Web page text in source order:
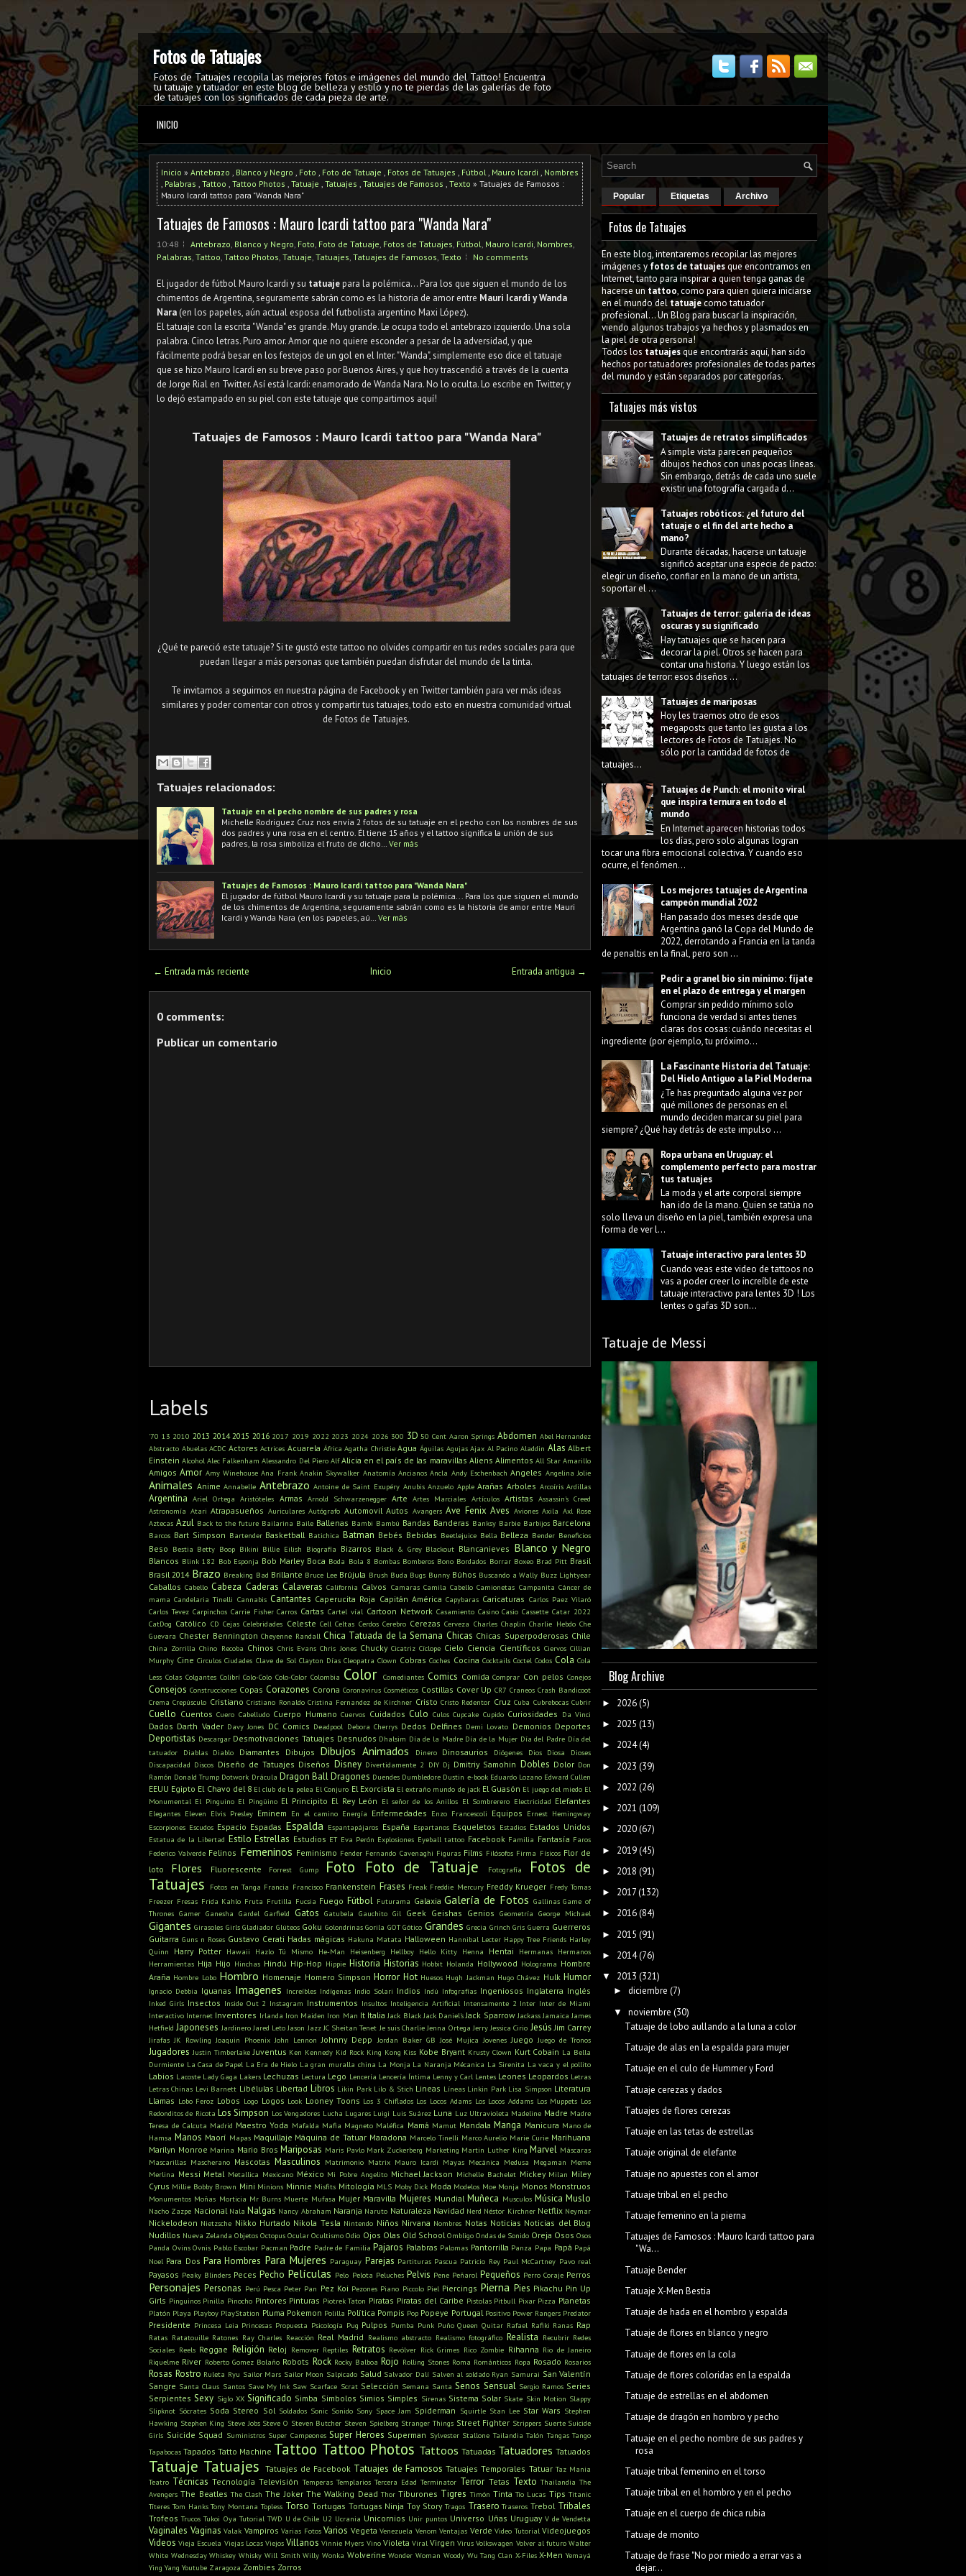
Fotos de Tatuajes
Fotos de Tatuajes recopila las mejores fotos e imágenes del mundo del Tattoo! Encuentra
tu tatuaje y tatuador en este blog de belleza y estilo y no te pierdas de las galerías de foto
de tatuajes con los significados de cada pieza de arte.
INICIO
Inicio » Antebrazo , Blanco y Negro , Foto , Foto de Tatuaje , Fotos de Tatuajes , Fútbol, Mauro Icardi , Nombres
, Palabras , Tattoo , Tattoo Photos , Tatuaje , Tatuajes , Tatuajes de Famosos , Texto » Tatuajes de Famosos :
Mauro Icardi tattoo para "Wanda Nara"
Tatuajes de Famosos : Mauro Icardi tattoo para "Wanda Nara"
10:48 Antebrazo, Blanco y Negro, Foto, Foto de Tatuaje, Fotos de Tatuajes, Fútbol, Mauro Icardi, Nombres,
Palabras, Tattoo, Tattoo Photos, Tatuaje, Tatuajes, Tatuajes de Famosos, Texto No comments
El jugador de fútbol Mauro Icardi y su tatuajepara la polémica... Para los que siguen el mundo de los
chimentos de Argentina, seguramente sabrán como es la historia de amor entre Mauri Icardi y Wanda
Nara (en los papeles, aún actual esposa del futbolista argentino Maxi López).
El tatuaje con la escrita "Wanda" es grande. Muy grande. Le ocupa todo el antebrazo izquierdo. Una sola
palabra. Cinco letras. Puro amor. Amor que no quiere esconder a pesar de la adversidad, y que
fácilmente podrá besar en los festejos de un gol en el Inter. "Wanda", simplemente eso dice el tatuaje
que se hizo Mauro Icardi en su breve paso por Buenos Aires, y que hoy trascendió a través de la cuenta
de Jorge Rial en Twitter. Así está Icardi: enamorado de Wanda Nara. No lo oculta. Lo escribe en Twitter, y
lo dejó estampado en su piel con este tatuaje que compartimos aquí!
Tatuajes de Famosos : Mauro Icardi tattoo para "Wanda Nara"
¿Qué te pareció este tatuaje? Si te gustó este tattoo no olvides compartir en tus redes sociales para que
puedan llegar a más personas que también puedan disfrutar del mundo de la tinta.
Te invitamos a seguirnos en nuestra página de Facebook y en Twitter también para ver más ideas
similares y poder comentar con otros y compartir tus tatuajes, todo esto en nuestra comunidad virtual
de Fotos de Tatuajes.
Tatuajes relacionados:
Tatuaje en el pecho nombre de sus padres y rosa
Michelle Rodriguez Cruz nos envía 2 fotos de su tatuaje en el pecho con los nombres de sus
dos padres y una rosa en el centro. Él tiene 15 años y el tattoo significa la unión de sus
padres, la rosa simboliza el fruto de dicho…
Ver más
Tatuajes de Famosos : Mauro Icardi tattoo para "Wanda Nara"
El jugador de fútbol Mauro Icardi y su tatuaje para la polémica... Para los que siguen el mundo
de los chimentos de Argentina, seguramente sabrán como es la historia de amor entre Mauri
Icardi y Wanda Nara (en los papeles, aú…
Ver más
← Entrada más reciente Entrada antigua →
Inicio
0 comments:
Publicar un comentario
Labels
'70 13 2010 2013 2014 2015 2016 2017 2019 2022 2023 2024 2026 300 3D 50 Cent Aaron Springs Abdomen Abel Hernandez
Abstracto Abuelas ACDC Actores Actrices Acuarela África Agatha Christie Agua Águilas Agujas Ajax Al Pacino Aladdin Alas Albert
Einstein Alcohol Alec Falkenham Alessandro Del Piero Alf Alicia en el país de las maravillas Aliens Alimentos All Star Amarillo
Amigos Amor Amy Winehouse Ana Frank Anakin Skywalker Anatomía Ancianos Ancla Andy Eschenbach Angeles Angelina Jolie
Animales Anime Annabelle Antebrazo Antoine de Saint Exupéry Anubis Anzuelo Apple Arañas Arboles Arcoíris Ardillas
Argentina Ariel Ortega Aristóteles Armas Arnold Schwarzenegger Arte Artes Marciales Artículos Artistas Assassin's Creed
Astronomía Atari Atrapasueños Auriculares Autógrafo Automovil Autos Avangers Ave Fenix Aves Aviones Axila Axl Rose
Aztecas Azul Back to the future Bailarina Baile Ballenas Bambi Bambú Bandas Banderas Banksy Barbie Barbijos Barcelona
Barcos Bart Simpson Bartender Basketball Batichica Batman Bebés Bebidas Beetlejuice Bella Belleza Bender Beneficios
Beso Bestia Betty Boop Bikini Billie Eilish Biografía Bizarros Black & Grey Blackout Blancanieves Blanco y Negro
Blancos Blink 182 Bob Esponja Bob Marley Boca Boda Bola 8 Bombas Bomberos Bono Bordados Borrar Boxeo Brad Pitt Brasil
Brasil 2014 Brazo Breaking Bad Brillante Bruce Lee Brújula Brush Buda Bugs Bunny Búhos Buscando a Wally Buzz Lightyear
Caballos Cabello Cabeza Caderas Calaveras California Calvos Camaras Camila Cabello Camionetas Campanita Cáncer de
mama Candelaria Tinelli Cannabis Cantantes Caperucita Roja Capitán América Capybaras Caricaturas Carlos Paez Vilaró
Carlos Tevez Carpinchos Carrie Fisher Carros Cartas Cartel víal Cartoon Network Casamiento Casino Casio Cassette Catar 2022
CatDog Católico CD Cejas Celebridades Celeste Cell Celtas Cerdos Cerebro Cerezas Cerveza Charles Chaplin Charlie Hebdo Che
Guevara Chester Bennington Cheyenne Randall Chica Tatuada de la Semana Chicas Chicas Superpoderosas Chile
China Zorrilla Chino Recoba Chinos Chris Evans Chris Jones Chucky Cicatriz Cíclope Cielo Ciencia Científicos Ciervos Cillian
Murphy Cine Circulos Ciudades Clave de Sol Clayton Días Cleopatra Clown Cobras Coches Cocina Cocktails Coctel Codos Cola Cola
Less Colas Colgantes Colibrí Colo-Colo Colo-Color Colombia Color Comediantes Comics Comida Comprar Con pelos Conejos
Consejos Construcciones Copas Corazones Corona Coronavirus Cosméticos Costillas Cover Up CR7 Craneos Crash Bandicoot
Crema Crepúsculo Cristiano Cristiano Ronaldo Cristina Fernandez de Kirchner Cristo Cristo Redentor Cruz Cuba Cubrebocas Cubrir
Cuello Cuentos Cuero Cabelludo Cuerpo Humano Cuervos Cuidados Culo Culos Cupcake Cupido Curiosidades Da Vinci
Dados Darth Vader Davy Jones DC Comics Deadpool Debora Cherrys Dedos Delfines Demi Lovato Demonios Deportes
Deportistas Descargar Desmotivaciones Tatuajes Desnudos Dhalsim Día de la Madre Día de la Mujer Día del Padre Día del
tatuador
Diablas Diablo Diamantes Dibujos Dibujos Animados Dinero Dinosaurios Diógenes Dios Diosa
Dioses
Discapacidad Discos Diseño de Tatuajes Diseños Disney Divertidamente 2 DIY Dj Dmitriy Samohin Dobles Dolor Don
Ramón Donald Trump Dotwork Drácula Dragon BallDragones Duendes Dumbledore Dustin e-book Eduardo Lozano Edward Cullen
EEUU Egipto El Chavo del 8 El club de la pelea El Conjuro El Exorcista El extraño mundo de jack El Guasón El juego del miedo El
Monumental El Pinguino El Pingüino El Principito El Rey León El señor de los Anillos El Sombrerero Electricidad Elefantes
Elegantes Eleven Elvis Presley Eminem En el camino Energía Enfermedades Enzo Francescoli Equipos Ernest Hemingway
Escorpiones Escudos Espacio Espadas Espalda Espantapájaros España Espartanos Esqueletos Estadios Estados Unidos
Estatua de la Libertad Estilo Estrellas Estudios ET Eva Perón Explosiones Eyeball tattoo Facebook Familia Fantasía Faros
Federico Valverde Felinos Femeninos Feminismo Fender Fernando Cavenaghi Figuras Films Filósofos Firma Físicos Flor de
loto
Flores Fluorescente Forrest Gump Foto Foto de Tatuaje Fotografía
Fotos de
Tatuajes
Fotos en Tanga Francia Francisco Frankenstein Frases Freak Freddie Mercury Freddy Krueger Fredy Tomas
Freezer Fresas Frida Kahlo Fruta Frutilla Fucsia Fuego Fútbol Futurama Galaxia Galería de Fotos Gallinas Game of
Thrones Gamer Ganesha Gardel Garfield Gatos Gatubela Gauchito Gil Geek Geishas Genios Geometría George Michael
Gigantes Girasoles Girls Gladiador Glúteos Goku Golondrinas Gorila GOT Gótico Grandes Grecia Grinch Gris Guerra Guerreros
Guitarra Guns n Roses Gustavo Cerati Hadas mágicas Hakuna Matata Halloween Hannibal Lecter Happy Tree Friends Harley
Quinn
Harry Potter Hawaii Hazlo Tú Mismo He-Man Heisenberg Hellboy Hello Kitty Henna Hentai Hermanas Hermanos
Herramientas Hija Hijo Hinchas Hindú Hip-Hop Hippie Historia Historias Hobbit Holanda Hollywood Holograma Hombre
Araña Hombre Lobo Hombro Homenaje Homero Simpson Horror Hot Huesos Hugh Jackman Hugo Chávez Hulk Humor
Ignacio Debbia Iguanas Imagenes Increíbles Indígenas Indio Solari Indios Indú Infografías Ingeniosos Inglaterra Inglés
Inked Girls Insectos Inside Out 2 Instagram Instrumentos Insultos Inteligencia Artificial Intensamente 2 Inter Inter de Miami
Interactivo Internet Inventores Irlanda Iron Maiden Iron Man It Italia Jack Black Jack Daniel's Jack Sparrow Jackass Jamaica James
Hetfield Japoneses Jardinero Jared Leto Jason Jazz JC Sheitan Tenet Je suis Charlie Jenna Ortega Jerry Jessica Cirio Jesús Jim Carrey
Jirafas JK Rowling Joaquin Phoenix John Lennon Johnny Depp Jordan Baker GB José Mujica Jovenes Juego Juego de Tronos
Jugadores Justin Timberlake Juventus Ken Kennedy Kid Rock King Kong Kiss Kobe Bryant Krusty Clown Kurt Cobain La Bella
Durmiente La Casa de Papel La Era de Hielo La gran muralla china La Monja La Naranja Mécanica La Sirenita La vaca y el pollito
Labios Lacoste Lady Gaga Lakers Lechuzas Lectura Lego Lencería Lencería Íntima Lenny y Carl Lentes Leones Leopardos Letras
Letras Chinas Levi Barnett Libélulas Libertad Libros Likin Park Lilo & Stich Lineas Líneas Linkin Park Lisa Simpson Literatura
Llamas Lobo Feroz Lobos Logo Logos Look Looney Toons Los 3 Chiflados Los Locos Adams Los Locos Addams Los Muppets Los
Redonditos de Ricota Los Simpson Los Vengadores Lucha Lugares Luigi Luis Suárez Luna Luz Ultravioleta Madeline Madre Madre
Teresa de Calcuta Madrid Maestro Yoda Mafalda Mafia Magneto Maléfica Mamá Mamut Mandala Manga Manicura Mano de
Hamsa Manos Maorí Mapas Maquillaje Máquina de Tatuar Maradona Marcelo Tinelli Marco Aurelio Marie Curie Marihuana
Marilyn Monroe Marina Mario Bros Mariposas Maris Pavlo Mark Zuckerberg Marketing Martin Luther King Marvel Máscaras
Mascarillas Mascherano Mascotas Masculinos Matrimonio Matrix Mauro Icardi Mayas Mecánica Medusa Megaman Meme
Merlina Messi Metal Metallica Mexicano México Mi Pobre Angelito Michael Jackson Michelle Bachelet Mickey Milan Miley
Cyrus Millie Bobby Brown Mini Minions Minnie Misfits Mitología MLS Moby Dick Moda Modelos Moe Monja Monos Monstruos
Monumentos Moñas Morticia Mr Burns Muerte Mufasa Mujer Maravilla Mujeres Mundial Muñeca Musculos Música Muslo
Nacho Zazpe Nacional Nala Nalgas Nancy Abraham Naranja Naruto Naturaleza Navidad Nerd Néstor Kirchner Netflix Neymar
Nickelodeon Nietzsche Nikko Hurtado Nikola Tesla Nintendo Niños Nirvana Nombres Notas Noticias Noticias del Blog
Nudillos Nueva Zelanda Objetos Octopus Ocular Ocultismo Odio Ojos Olas Old School Ombligo Ondas de Sonido Oreja Osos Osos
Panda Ovins Ovnis Pablo Escobar Pacman Padre Padre de Familia Pajaros Palabras Palomas Pantorrilla Panza Papa Papá Papá
Noel Para Dos Para Hombres Para Mujeres Paraguay Parejas Partituras Pascua Patricio Rey Paul McCartney Pavo real
Payasos Peaky Blinders Peces Pecho Películas Pelo Pelota Peluches Pelvis Pene Peñarol Pequeños Perro Coraje Perros
Personajes Personas Perú Pesca Peter Pan Pez Koi Pezones Piano Piccolo Piel Piercings Pierna Pies Pikachu Pin Up
Girls Pinguinos Pinilla Pinocho Pintores Pinturas Piotrek Taton Piratas Piratas del Caribe Pistolas Pitbull Pixar Pizza Planetas
Platón Playa Playboy PlayStation Pluma Pokemon Polilla Política Pompis Pop Popeye Portugal Positivo Power Rangers Predator
Presidente Princesa Leia Princesas Propuesta Psicología Pug Pulpos Pumba Punk Puño Queen Quitar Rafael Rafiki Ranas Rap
Ratas Ratatouille Ratones Ray Charles Reacción Real Madrid Realismo abstracto Realismo fotográfico Realista Recubrir Redes
Sociales Reels Reggae Religión Reloj Remover Reptiles Retratos Revólver Rick Grimes Rico Zombie Rihanna Rio de Janeiro
Riquelme River Roberto Gomez Bolaño Robots Rock Rocky Balboa Rojo Rolling Stones Roma Románticos Ropa Rosado Rosarios
Rosas Rostro Ruleta Ryu Sailor Mars Sailor Moon Salpicado Salud Salvador Dalí Salven al soldado Ryan Samurai San Valentín
Sangre Santa Claus Santos Save My Ink Saw Scarface Scrat Selección Semana Santa Senos Sensual Sergio Ramos Series
Serpientes Sexy Siglo XX Significado Simba Simbolos Simios Simples Sirenas Sistema Solar Skate Skin Motion Slappy
Slipknot Sócrates Soda Stereo Sol Soldados Sonic Sonido Sony Space Jam Spiderman Squirtle Stan Lee Star Wars Stephen
Hawking Stephen King Steve Jobs Steve O Steven Butcher Steven Spielberg Stranger Things Street Fighter Strippers Suerte Suicide
Girls Suicide Squad Suministros Super Campeones Super Heroes Superman Sylvester Stallone Tailandia Talón Tangas Tango
Tapabocas Tapados Tatto Machine Tattoo Tattoo Photos Tattoos Tatuadas Tatuadores Tatuados
Tatuaje Tatuajes Tatuajes de Facebook Tatuajes de Famosos Tatuajes Temporales Tatuar Taz Mania
Teatro Técnicas Tecnología Televisión Temperas Templarios Tercera Edad Terminator Terror Tetas Texto Thailandia The
Avengers The Beatles The Clash The Joker The Walking Dead Thor Tiburones Tigres Timón Tinta Tío Lucas Tips Titanic
Títeres Tom Hanks Tony Montana Topless Torso Tortugas Tortugas Ninja Toy Story Tragos Trasero Traseros Trebol Tribales
Trofeos Trucos Tukoi Oya Tutorial TWD U de Chile U2 Ucrania Unicornios Unir puntos Universo Uñas Uruguay V de Vendetta
Vaginales Vaginas Valak Vampiros Varias Fotos Varios Vegeta Venezuela Venom Ventajas Verde Video Tutorial Videojuegos
Videos Vieja Escuela Viejas Locas Viejos Villanos Vinnie Myers Vino Violeta Viral Virgen Virus Volkswagen Volver al futuro Walter
White Wednesday Whiskey Whisky Will Smith Willy Wonka Wolverine Wonder Woman Woody Wu Tang Clan X-Files X-Men Yemayá
Ying Yang Youtube Zaragoza Zombies Zorros
Popular Etiquetas Archivo
Fotos de Tatuajes
En este blog, intentaremos recopilar las mejores
imágenes y fotos de tatuajesque encontramos en
Internet, tanto para inspirar a quien tenga ganas de
hacerse un tattoo, como para quien quiera iniciarse
en el mundo del tatuajecomo tatuador
profesional... Un Blog para buscar la inspiración,
viendo algunos trabajos ya hechos y plasmados en
la piel de otra persona!
Todos los tatuajesque encontrarás aquí, han sido
hechos por tatuadores profesionales de todas partes
del mundo y están separados por categorías.
Tatuajes más vistos
Tatuajes de retratos simplificados
A simple vista parecen pequeños
dibujos hechos con unas pocas líneas.
Sin embargo, detrás de cada uno suele
existir una fotografía cargada d...
Tatuajes robóticos: ¿el futuro del
tatuaje o el fin del arte hecho a
mano?
Durante décadas, hacerse un tatuaje
significó aceptar una especie de pacto:
elegir un diseño, confiar en la mano de un artista,
soportar el ...
Tatuajes de terror: galería de ideas
oscuras y su significado
Hay tatuajes que se hacen para
decorar la piel. Otros se hacen para
contar una historia. Y luego están los
tatuajes de terror: esos diseños ...
Tatuajes de mariposas
Hoy les traemos otro de esos
megaposts que tanto les gusta a los
lectores de Fotos de Tatuajes. No
sólo por la cantidad de fotos de
tatuajes...
Tatuajes de Punch: el monito viral
que inspira ternura en todo el
mundo
En Internet aparecen historias todos
los días, pero solo algunas logran
tocar una fibra emocional colectiva. Y cuando eso
ocurre, el fenómen...
Los mejores tatuajes de Argentina
campeón mundial 2022
Han pasado dos meses desde que
Argentina ganó la Copa del Mundo de
2022, derrotando a Francia en la tanda
de penaltis en la final, pero son ...
Pedir a granel bio sin mínimo: fíjate
en el plazo de entrega y el margen
Comprar sin pedido mínimo solo
funciona de verdad si antes tienes
claras dos cosas: cuándo necesitas el
ingrediente (por ejemplo, tu próximo...
La Fascinante Historia del Tatuaje:
Del Hielo Antiguo a la Piel Moderna
¿Te has preguntado alguna vez por
qué millones de personas en el
mundo deciden marcar su piel para
siempre? ¿Qué hay detrás de este impulso ...
Ropa urbana en Uruguay: el
complemento perfecto para mostrar
tus tatuajes
La moda y el arte corporal siempre
han ido de la mano. Quien se tatúa no
solo lleva un diseño en la piel, también expresa una
forma de ver l...
Tatuaje interactivo para lentes 3D
Cuando veas este video de tattoos no
vas a poder creer lo increíble de este
tatuaje interactivo para lentes 3D ! Los
lentes o gafas 3D son...
Tatuaje de Messi
Blog Archive
► 2026(5)
► 2025 (13)
► 2024(4)
► 2023 (39)
► 2022 (26)
► 2021 (109)
► 2020(67)
► 2019(45)
► 2018 (91)
► 2017(132)
► 2016(84)
► 2015 (91)
► 2014(76)
▼ 2013 (321)
► diciembre (7)
▼ noviembre (30)
Tatuaje de lobo aullando a la luna a color
Tatuaje de alas en la espalda para mujer
Tatuaje en el culo de Hummer y Ford
Tatuaje cerezas y dados
Tatuajes de flores cerezas
Tatuaje en las tetas de estrellas
Tatuaje original de elefante
Tatuaje no apuestes con el amor
Tatuaje tribal en el pecho
Tatuaje femenino en la pierna
Tatuajes de Famosos : Mauro Icardi tattoo para
"Wa...
Tatuaje Bender
Tatuaje X-Men Bestia
Tatuaje de hada en el hombro y espalda
Tatuaje de flores en blanco y negro
Tatuaje de flores en la cola
Tatuaje de flores coloridas en la espalda
Tatuaje de estrellas en el abdomen
Tatuaje de dragón en hombro y pecho
Tatuaje en el pecho nombre de sus padres y
rosa
Tatuaje tribal femenino en el torso
Tatuaje tribal en el hombro y en el pecho
Tatuaje en el cuerpo de chica rubia
Tatuaje de monito
Tatuaje de frase "No por miedo a errar vas a
dejar...